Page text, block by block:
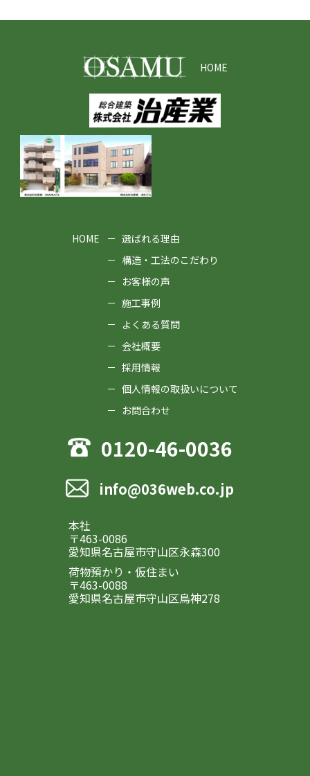
HOME
HOME
選ばれる理由
構造・工法のこだわり
お客様の声
施工事例
よくある質問
会社概要
採用情報
個人情報の取扱いについて
お問合わせ
0120-46-0036
info@036web.co.jp
本社
〒463-0086
愛知県名古屋市守山区永森300
荷物預かり・仮住まい
〒463-0088
愛知県名古屋市守山区鳥神278